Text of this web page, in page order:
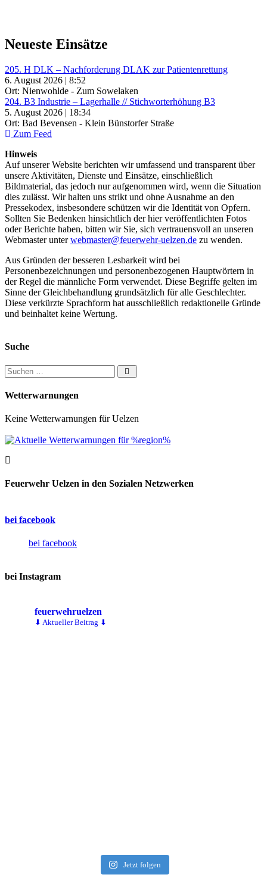
Neueste Einsätze
205. H DLK – Nachforderung DLAK zur Patientenrettung
6. August 2026 | 8:52
Ort: Nienwohlde - Zum Sowelaken
204. B3 Industrie – Lagerhalle // Stichworterhöhung B3
5. August 2026 | 18:34
Ort: Bad Bevensen - Klein Bünstorfer Straße
Zum Feed
Hinweis
Auf unserer Website berichten wir umfassend und transparent über
unsere Aktivitäten, Dienste und Einsätze, einschließlich
Bildmaterial, das jedoch nur aufgenommen wird, wenn die Situation
dies zulässt. Wir halten uns strikt und ohne Ausnahme an den
Pressekodex, insbesondere schützen wir die Identität von Opfern.
Sollten Sie Bedenken hinsichtlich der hier veröffentlichten Fotos
oder Berichte haben, bitten wir Sie, sich vertrauensvoll an unseren
Webmaster unterwebmaster@feuerwehr-uelzen.de zu wenden.
Aus Gründen der besseren Lesbarkeit wird bei
Personenbezeichnungen und personenbezogenen Hauptwörtern in
der Regel die männliche Form verwendet. Diese Begriffe gelten im
Sinne der Gleichbehandlung grundsätzlich für alle Geschlechter.
Diese verkürzte Sprachform hat ausschließlich redaktionelle Gründe
und beinhaltet keine Wertung.
Suche
Suchen nach:
Wetterwarnungen
Keine Wetterwarnungen für Uelzen
Feuerwehr Uelzen in den Sozialen Netzwerken
bei facebook
bei facebook
bei Instagram
feuerwehruelzen
⬇ Aktueller Beitrag ⬇
Jetzt folgen